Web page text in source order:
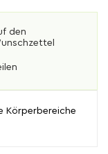
den
Körperbereiche